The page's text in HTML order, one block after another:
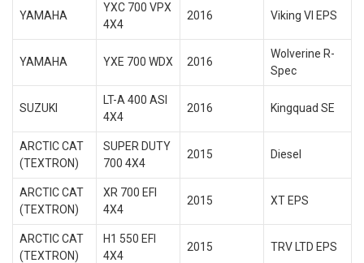
YAMAHA
YXC 700 VPX
4X4
2016 Viking VI EPS
YAMAHA YXE 700 WDX 2016
Wolverine R-
Spec
SUZUKI
LT-A 400 ASI
4X4
2016 Kingquad SE
ARCTIC CAT
(TEXTRON)
SUPER DUTY
700 4X4
2015 Diesel
ARCTIC CAT
(TEXTRON)
XR 700 EFI
4X4
2015 XT EPS
ARCTIC CAT
(TEXTRON)
H1 550 EFI
4X4
2015 TRV LTD EPS